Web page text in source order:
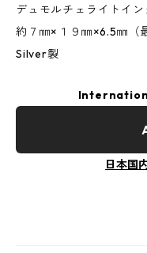
デュモルチェライトイ
約７㎜×１９㎜×6.5㎜（
Silver製
日本国